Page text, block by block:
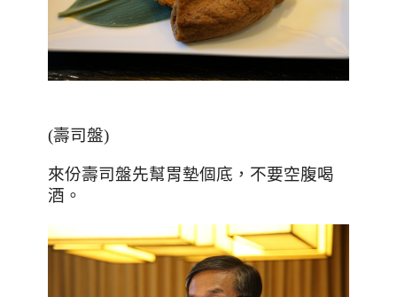
(壽司盤)
來份壽司盤先幫胃墊個底，不要空腹喝
酒。